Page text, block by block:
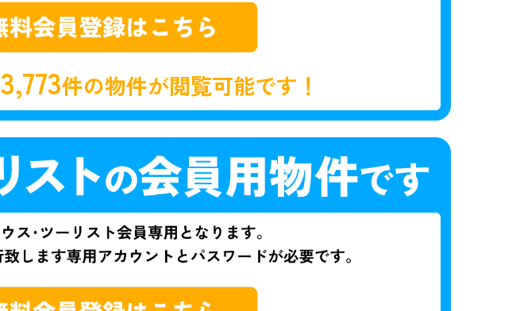
3,773件の物件が閲覧可能です！